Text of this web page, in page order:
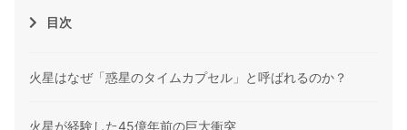
目次
火星はなぜ「惑星のタイムカプセル」と呼ばれるのか？
火星が経験した45億年前の巨大衝突